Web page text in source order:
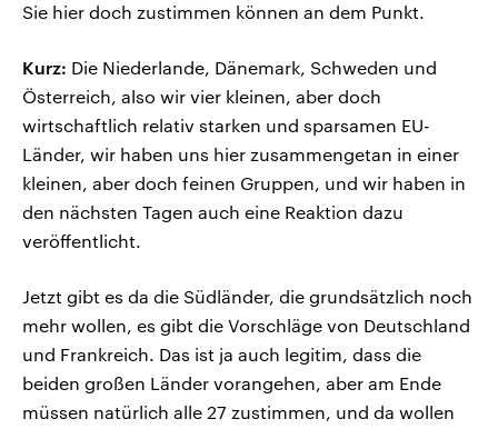
Sie hier doch zustimmen können an dem Punkt.
Kurz: Die Niederlande, Dänemark, Schweden und
Österreich, also wir vier kleinen, aber doch
wirtschaftlich relativ starken und sparsamen EU-
Länder, wir haben uns hier zusammengetan in einer
kleinen, aber doch feinen Gruppen, und wir haben in
den nächsten Tagen auch eine Reaktion dazu
veröffentlicht.
Jetzt gibt es da die Südländer, die grundsätzlich noch
mehr wollen, es gibt die Vorschläge von Deutschland
und Frankreich. Das ist ja auch legitim, dass die
beiden großen Länder vorangehen, aber am Ende
müssen natürlich alle 27 zustimmen, und da wollen